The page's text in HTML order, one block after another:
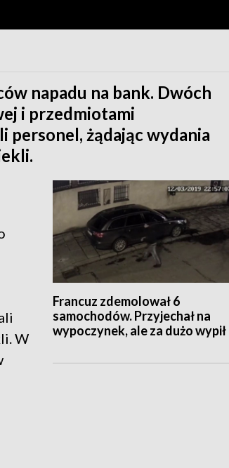
napadu na bank. Dwóch
i przedmiotami
żądając wydania
Francuz zdemolował 6
samochodów. Przyjechał na
wypoczynek, ale za dużo wypił
W